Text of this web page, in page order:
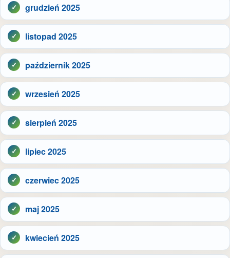
grudzień 2025
listopad 2025
październik 2025
wrzesień 2025
sierpień 2025
lipiec 2025
czerwiec 2025
maj 2025
kwiecień 2025